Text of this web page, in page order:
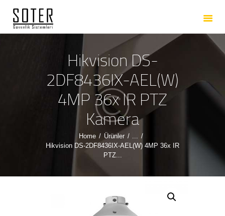
Hikvision DS-
2DF8436IX-AEL(W)
4MP 36x IR PTZ
Kamera
Home Ürünler
...
Hikvision DS-2DF8436IX-AEL(W) 4MP 36x IR
PTZ...
ANASAYFA
HAKKIMIZDA
HIZMETLERIMIZ
ÜRÜNLERIMIZ
REFERANSLARIMIZ
İLETIŞIM